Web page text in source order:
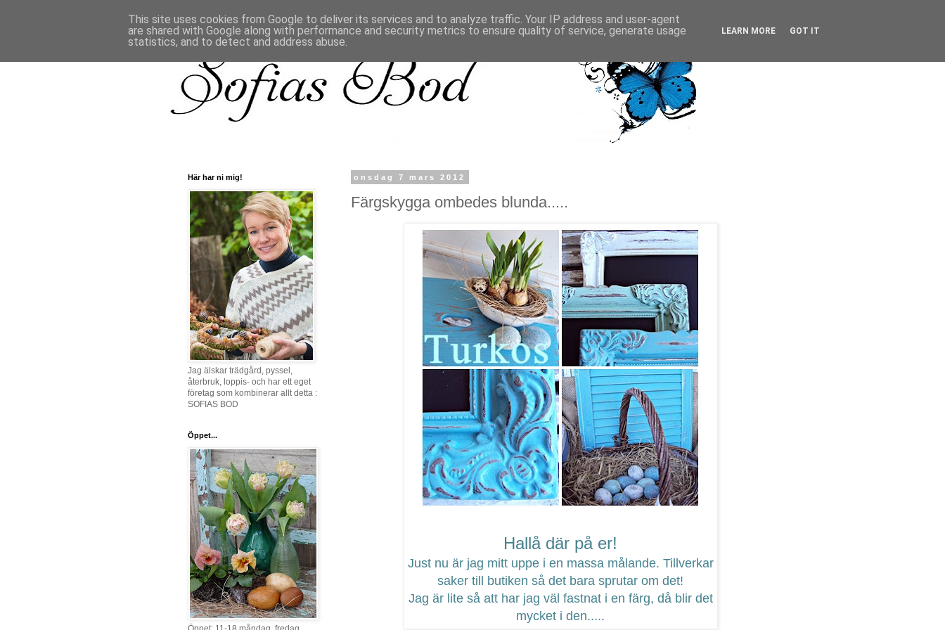
onsdag 7 mars 2012
Färgskygga ombedes blunda.....
Hallå där på er!
Just nu är jag mitt uppe i en massa målande. Tillverkar
saker till butiken så det bara sprutar om det!
Jag är lite så att har jag väl fastnat i en färg, då blir det
mycket i den.....
Här har ni mig!
Jag älskar trädgård, pyssel,
återbruk, loppis- och har ett eget
företag som kombinerar allt detta :
SOFIAS BOD
Öppet...
This site uses cookies from Google to deliver its services and to analyze traffic. Your IP address and user-agent
are shared with Google along with performance and security metrics to ensure quality of service, generate usage
statistics, and to detect and address abuse.
LEARN MORE GOT IT